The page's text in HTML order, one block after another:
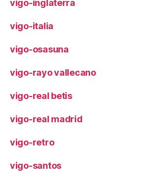
vigo-inglaterra
vigo-italia
vigo-osasuna
vigo-rayo vallecano
vigo-real betis
vigo-real madrid
vigo-retro
vigo-santos